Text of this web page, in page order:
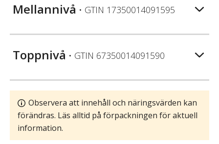
Mellannivå • GTIN 17350014091595
Toppnivå • GTIN 67350014091590
Observera att innehåll och näringsvärden kan
förändras. Läs alltid på förpackningen för aktuell
information.